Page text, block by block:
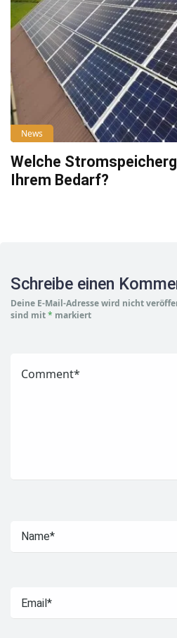
News
Welche
Ihrem Bedarf?
Schreibe einen
Deine E-Mail-Adresse wird nicht
sind mit* markiert